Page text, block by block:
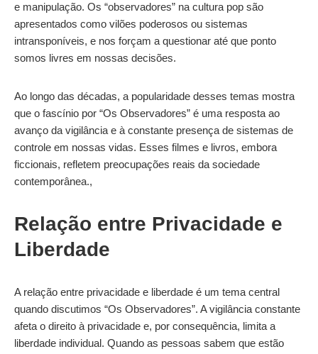
e manipulação. Os “observadores” na cultura pop são
apresentados como vilões poderosos ou sistemas
intransponíveis, e nos forçam a questionar até que ponto
somos livres em nossas decisões.
Ao longo das décadas, a popularidade desses temas mostra
que o fascínio por “Os Observadores” é uma resposta ao
avanço da vigilância e à constante presença de sistemas de
controle em nossas vidas. Esses filmes e livros, embora
ficcionais, refletem preocupações reais da sociedade
contemporânea.,
Relação entre Privacidade e
Liberdade
A relação entre privacidade e liberdade é um tema central
quando discutimos “Os Observadores”. A vigilância constante
afeta o direito à privacidade e, por consequência, limita a
liberdade individual. Quando as pessoas sabem que estão